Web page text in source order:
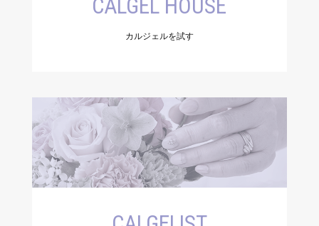
CALGEL HOUSE
カルジェルを試す